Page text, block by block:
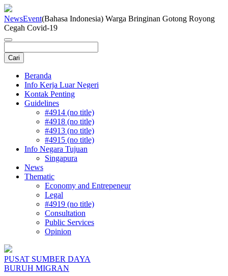
NewsEvent(Bahasa Indonesia) Warga Bringinan Gotong Royong
Cegah Covid-19
Beranda
Info Kerja Luar Negeri
Kontak Penting
Guidelines
#4914 (no title)
#4918 (no title)
#4913 (no title)
#4915 (no title)
Info Negara Tujuan
Singapura
News
Thematic
Economy and Entrepeneur
Legal
#4919 (no title)
Consultation
Public Services
Opinion
PUSAT SUMBER DAYA
BURUH MIGRAN